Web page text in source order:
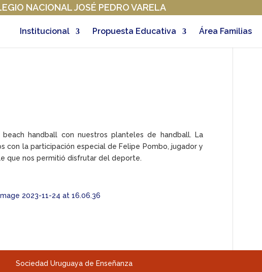
NACIONAL JOSÉ PEDRO VARELA
Institucional Propuesta Educativa Área Familias
handball con nuestros planteles de handball. La
la participación especial de Felipe Pombo, jugador y
que nos permitió disfrutar del deporte.
Sociedad Uruguaya de Enseñanza